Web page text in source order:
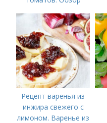
удобрений для
томатов: правила
внесения в почву
Рецепт варенья из
инжира свежего с
лимоном. Варенье из